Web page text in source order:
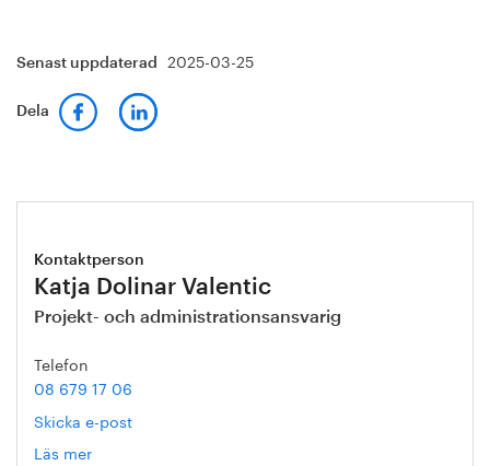
Senast uppdaterad 2025-03-25
Dela
Kontaktperson
Katja Dolinar Valentic
Projekt- och administrationsansvarig
Telefon
08 679 17 06
Skicka e-post
Läs mer